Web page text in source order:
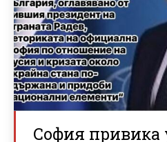
София привика